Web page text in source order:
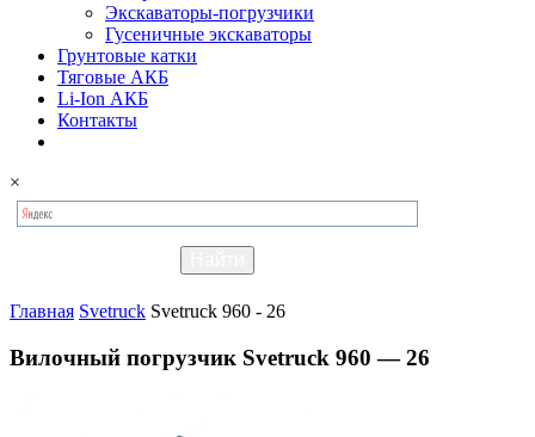
Экскаваторы-погрузчики
Гусеничные экскаваторы
Грунтовые катки
Тяговые АКБ
Li-Ion АКБ
Контакты
×
Главная Svetruck Svetruck 960 - 26
Вилочный погрузчик Svetruck 960 — 26